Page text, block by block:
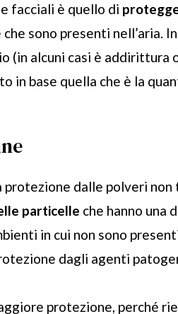
facciali è quello di
che sono presenti nell’aria.
(in alcuni casi è addirittura
in base quella che è la
protezione dalle polveri non
particelle che hanno una
in cui non sono
dagli agenti
protezione, perché